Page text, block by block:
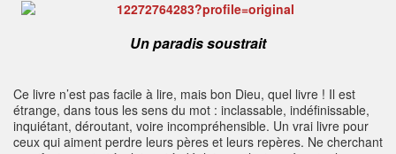
Un paradis soustrait
Ce livre n’est pas facile à lire, mais bon Dieu, quel livre ! Il est
étrange, dans tous les sens du mot : inclassable, indéfinissable,
inquiétant, déroutant, voire incompréhensible. Un vrai livre pour
ceux qui aiment perdre leurs pères et leurs repères. Ne cherchant